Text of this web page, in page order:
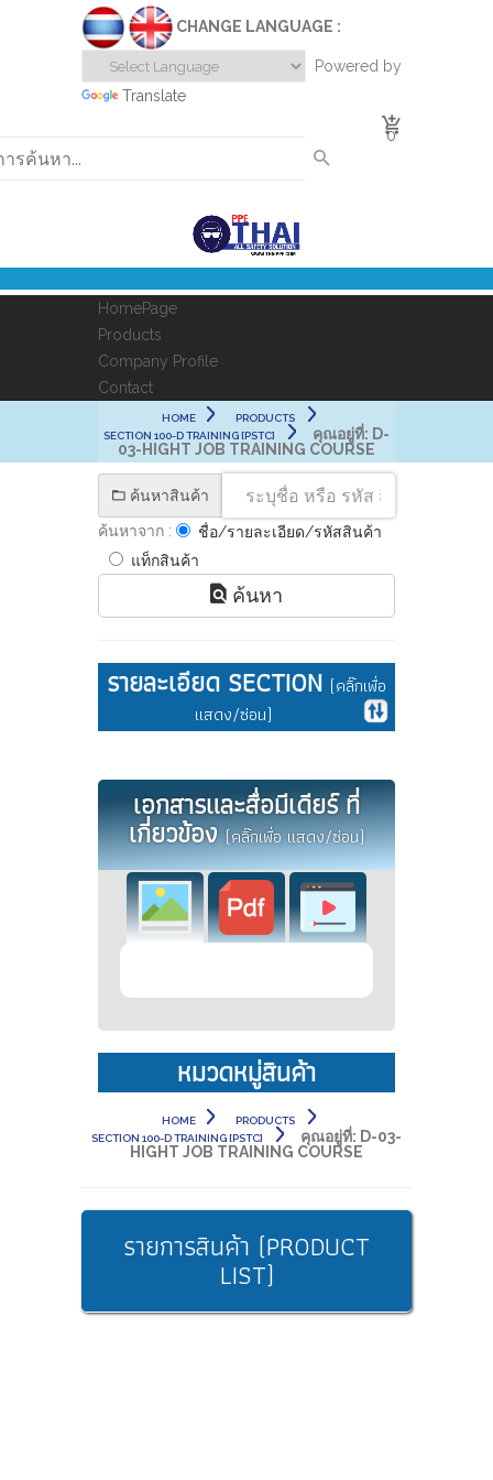
CHANGE LANGUAGE :
Powered by
Translate
0
HomePage
Products
Company Profile
Contact
HOME
PRODUCTS
SECTION 100-D TRAINING [PSTC]
คุณอยู่ที่: D-
03-HIGHT JOB TRAINING COURSE
ค้นหาสินค้า
ค้นหาจาก :
ชื่อ/รายละเอียด/รหัสสินค้า
แท็กสินค้า
ค้นหา
รายละเอียด SECTION (คลิ๊กเพื่อ
แสดง/ซ่อน)
เอกสารและสื่อมีเดียร์ ที่
เกี่ยวข้อง(คลิ๊กเพื่อ แสดง/ซ่อน)
หมวดหมู่สินค้า
HOME
PRODUCTS
SECTION 100-D TRAINING [PSTC]
คุณอยู่ที่: D-03-
HIGHT JOB TRAINING COURSE
รายการสินค้า (PRODUCT
LIST)